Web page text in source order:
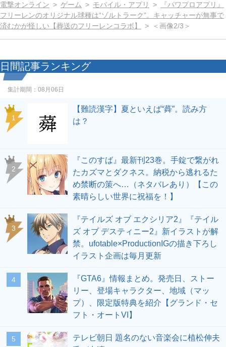
電撃オンライン ゲーム モバイル・アプリ
『パワプロアプリ』
フリーレンのオリジナル球種は“ゾルトラーク”。キャッチャーが無事で
済むかが怪しい【葬送のフリーレンコラボ】
＜画像2/3＞
日間記事ランキング
集計期間： 08月06日
1
【難読漢字】夏といえば“蕣”。読み方
は？
2
『このすば』最新刊23巻。手錠で繋がれ
たカズマとダクネス。納税から逃れるた
め禁断の策へ…（ネタバレあり）【この
素晴らしい世界に祝福を！】
3
『テイルズ オブ エクシリア2』『テイル
ズ オブ デスティニー2』新イラストが解
禁。ufotable×ProductionIGの描き下ろし
イラスト企画は毎月更新
4
『GTA6』情報まとめ。発売日、ストー
リー、登場キャラクター、地域（マッ
プ）、限定版特典を紹介【グランド・セ
フト・オートVI】
5
テレビ朝日 題名のない音楽会に植松伸夫